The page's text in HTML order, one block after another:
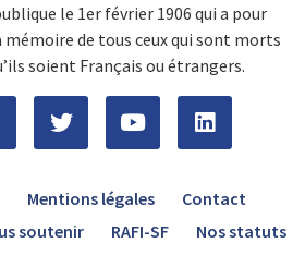
le 1er février 1906 qui a pour
de tous ceux qui sont morts
soient Français ou étrangers.
Mentions légales
Contact
soutenir RAFI-SF Nos statuts